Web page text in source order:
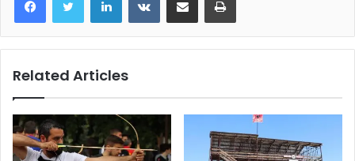
Related Articles